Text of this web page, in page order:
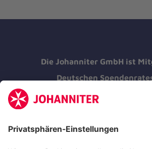
Die Johanniter GmbH ist
Deutschen
Kununu Top Company